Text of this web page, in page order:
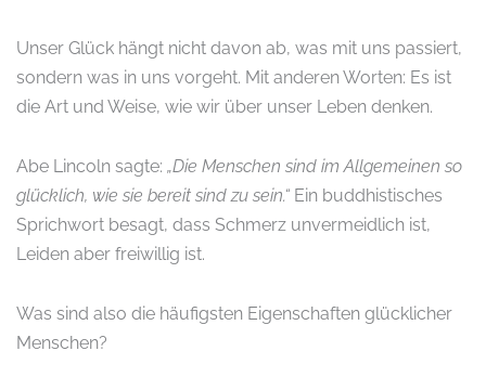
Unser Glück hängt nicht davon ab, was mit uns passiert,
sondern was in uns vorgeht. Mit anderen Worten: Es ist
die Art und Weise, wie wir über unser Leben denken.
Abe Lincoln sagte: „Die Menschen sind im Allgemeinen so
glücklich, wie sie bereit sind zu sein.“Ein buddhistisches
Sprichwort besagt, dass Schmerz unvermeidlich ist,
Leiden aber freiwillig ist.
Was sind also die häufigsten Eigenschaften glücklicher
Menschen?